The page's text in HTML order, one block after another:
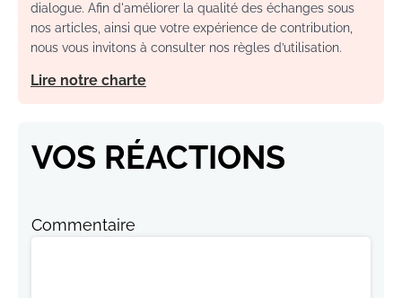
dialogue. Afin d'améliorer la qualité des échanges sous
nos articles, ainsi que votre expérience de contribution,
nous vous invitons à consulter nos règles d’utilisation.
Lire notre charte
VOS RÉACTIONS
Commentaire